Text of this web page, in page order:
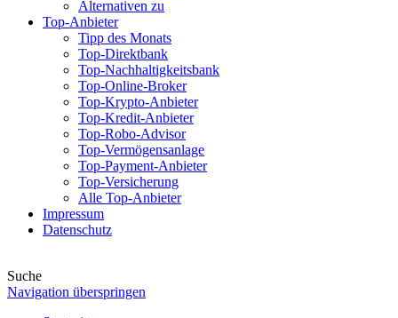
Alternativen zu
Top-Anbieter
Tipp des Monats
Top-Direktbank
Top-Nachhaltigkeitsbank
Top-Online-Broker
Top-Krypto-Anbieter
Top-Kredit-Anbieter
Top-Robo-Advisor
Top-Vermögensanlage
Top-Payment-Anbieter
Top-Versicherung
Alle Top-Anbieter
Impressum
Datenschutz
Suche
Navigation überspringen